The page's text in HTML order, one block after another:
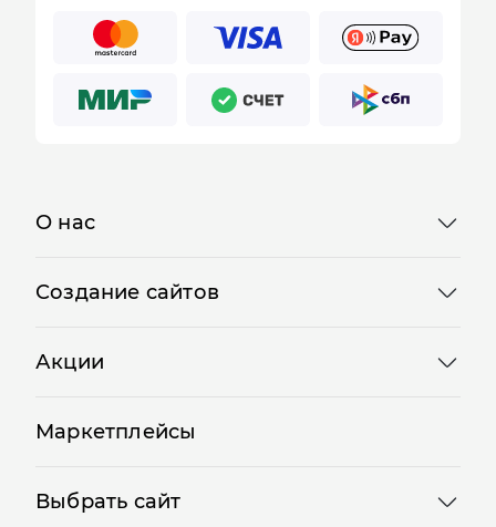
О нас
Создание сайтов
Акции
Маркетплейсы
Выбрать сайт